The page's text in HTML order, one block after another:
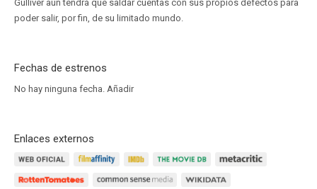
Gulliver aún tendrá que saldar cuentas con sus propios defectos para
poder salir, por fin, de su limitado mundo.
Fechas de estrenos
No hay ninguna fecha. Añadir
Enlaces externos